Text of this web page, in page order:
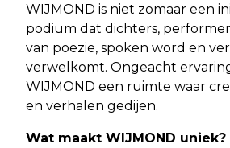
WIJMOND is niet zomaar een
podium dat dichters,
van poëzie, spoken word en
verwelkomt. Ongeacht
WIJMOND een ruimte waar
en verhalen gedijen.
Wat maakt WIJMOND uniek?